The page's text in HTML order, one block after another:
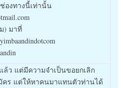
องทางนี้เท่านั้น
) มาที่
ว แต่มีความจำเป็นขอยกเลิก
ร แต่ให้หาคนมาแทนตัวท่านได้